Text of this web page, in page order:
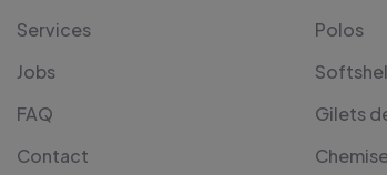
Services
Jobs
FAQ
Contact
Polos
Gilets